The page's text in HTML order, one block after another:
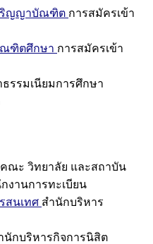
ริญญาบัณฑิต การสมัครเข้า
ณฑิตศึกษา การสมัครเข้า
ธรรมเนียมการศึกษา
คณะ วิทยาลัย และสถาบัน
งานการทะเบียน
สนเทศ สำนักบริหาร
นักบริหารกิจการนิสิต